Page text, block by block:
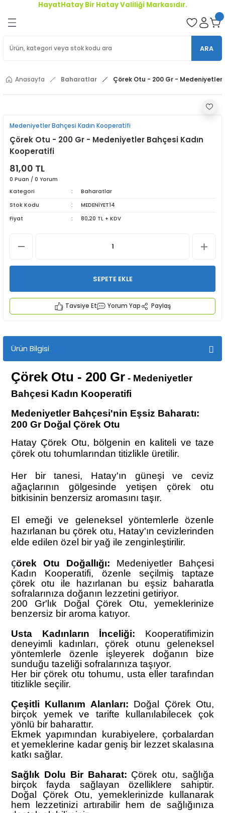
HayatHatay Bir Hatay Valiliği Markasıdır.
ÜRETİM Ürünleri
ARA
Anasayfa Baharatlar Çörek Otu - 200 Gr - Medeniyetler
Medeniyetler Bahçesi Kadın Kooperatifi
Çörek Otu - 200 Gr - Medeniyetler Bahçesi Kadın
Kooperatifi
81,00 TL
0 Puan / 0 Yorum
Kategori
Baharatlar
Stok Kodu
MEDENİYET14
Fiyat
80,20 TL + KDV
SEPETE EKLE
Tavsiye Et Yorum Yap Paylaş
Ürün Bilgisi
Çörek Otu - 200 Gr - Medeniyetler
Bahçesi Kadın Kooperatifi
Medeniyetler Bahçesi'nin Eşsiz Baharatı:
200 Gr Doğal Çörek Otu
Hatay Çörek Otu, bölgenin en kaliteli ve taze
çörek otu tohumlarından titizlikle üretilir.
Her bir tanesi, Hatay'ın güneşi ve ceviz
ağaçlarının gölgesinde yetişen çörek otu
bitkisinin benzersiz aromasını taşır.
El emeği ve geleneksel yöntemlerle özenle
hazırlanan bu çörek otu, Hatay'ın cevizlerinden
elde edilen özel bir yağ ile zenginleştirilir.
Çörek Otu Doğallığı: Medeniyetler Bahçesi
Kadın Kooperatifi, özenle seçilmiş taptaze
çörek otu ile hazırlanan bu eşsiz baharatla
sofralarınıza doğanın lezzetini getiriyor.
200 Gr'lık Doğal Çörek Otu, yemeklerinize
benzersiz bir aroma katıyor.
Usta Kadınların İnceliği: Kooperatifimizin
deneyimli kadınları, çörek otunu geleneksel
yöntemlerle özenle işleyerek doğanın bize
sunduğu tazeliği sofralarınıza taşıyor.
Her bir çörek otu tohumu, usta eller tarafından
titizlikle seçilir.
Çeşitli Kullanım Alanları: Doğal Çörek Otu,
birçok yemek ve tarifte kullanılabilecek çok
yönlü bir baharattır.
Ekmek yapımından kurabiyelere, çorbalardan
et yemeklerine kadar geniş bir lezzet skalasına
katkı sağlar.
Sağlık Dolu Bir Baharat: Çörek otu, sağlığa
birçok fayda sağlayan özelliklere sahiptir.
Doğal Çörek Otu, yemeklerinizde kullanarak
hem lezzetinizi artırabilir hem de sağlığınıza